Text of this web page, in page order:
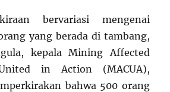
bervariasi mengenai
yang berada di tambang,
kepala Mining Affected
in Action (MACUA),
bahwa 500 orang